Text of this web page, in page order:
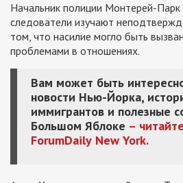
Начальник полиции Монтерей-Парк
следователи изучают
том, что насилие могло быть
проблемами в отношениях.
Вам может быть
новости Нью-Йорка,
иммигрантов и полезные
Большом Яблоке –
ForumDaily New York.